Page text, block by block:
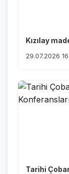
Kızılay
29.07.2026
Tarihi